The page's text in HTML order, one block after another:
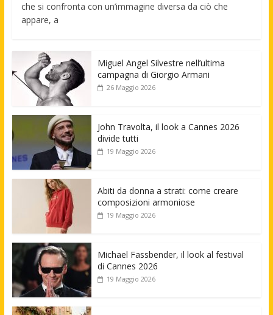
che si confronta con un’immagine diversa da ciò che
appare, a
Miguel Angel Silvestre nell’ultima
campagna di Giorgio Armani
26 Maggio 2026
John Travolta, il look a Cannes 2026
divide tutti
19 Maggio 2026
Abiti da donna a strati: come creare
composizioni armoniose
19 Maggio 2026
Michael Fassbender, il look al festival
di Cannes 2026
19 Maggio 2026